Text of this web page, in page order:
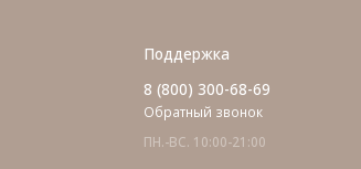
Поддержка
8 (800) 300-68-69
Обратный звонок
ПН.-ВС. 10:00-21:00